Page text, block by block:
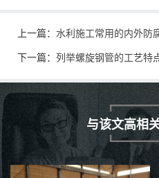
上一篇： 水利施工常用的内外防
下一篇： 列举螺旋钢管的工艺特
与该文高相